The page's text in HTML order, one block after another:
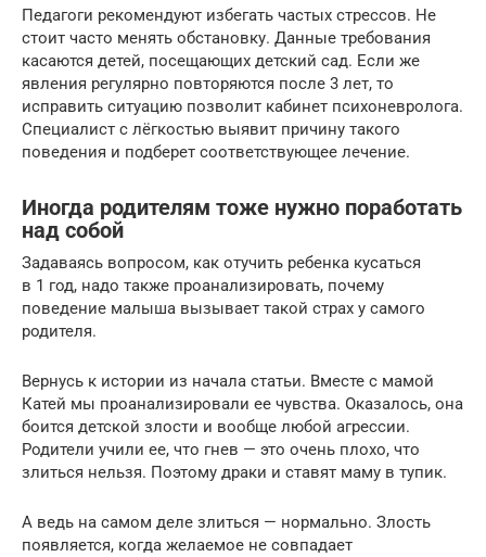
Педагоги рекомендуют избегать частых стрессов. Не
стоит часто менять обстановку. Данные требования
касаются детей, посещающих детский сад. Если же
явления регулярно повторяются после 3 лет, то
исправить ситуацию позволит кабинет психоневролога.
Специалист с лёгкостью выявит причину такого
поведения и подберет соответствующее лечение.
Иногда родителям тоже нужно поработать
над собой
Задаваясь вопросом, как отучить ребенка кусаться
в 1 год, надо также проанализировать, почему
поведение малыша вызывает такой страх у самого
родителя.
Вернусь к истории из начала статьи. Вместе с мамой
Катей мы проанализировали ее чувства. Оказалось, она
боится детской злости и вообще любой агрессии.
Родители учили ее, что гнев — это очень плохо, что
злиться нельзя. Поэтому драки и ставят маму в тупик.
А ведь на самом деле злиться — нормально. Злость
появляется, когда желаемое не совпадает